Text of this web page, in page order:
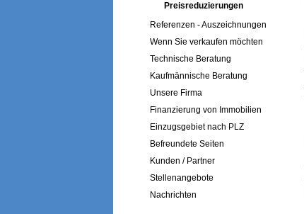
Preisreduzierungen
Referenzen - Auszeichnungen
Wenn Sie verkaufen möchten
Technische Beratung
Kaufmännische Beratung
Unsere Firma
Finanzierung von Immobilien
Einzugsgebiet nach PLZ
Befreundete Seiten
Kunden / Partner
Stellenangebote
Nachrichten